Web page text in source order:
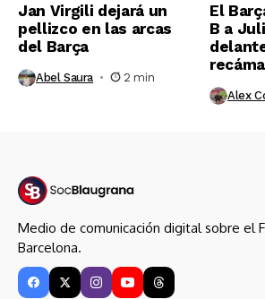
Jan Virgili dejará un
pellizco en las arcas
del Barça
Abel Saura 2 min
El
B a
Alex
Medio de comunicación digital sobre el
Barcelona.